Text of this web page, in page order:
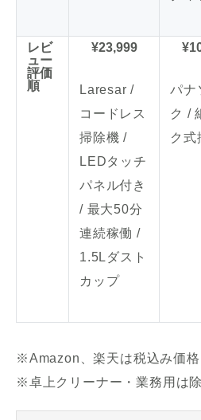
レビ
ュー
評価
順
¥23,999
Laresar /
コードレス
掃除機 /
LEDタッチ
パネル付き
/ 最大50分
連続稼働 /
1.5Lダスト
カップ
パナ
ク /
ク式
※Amazon、楽天は税込み価
※卓上クリーナー・業務用は除